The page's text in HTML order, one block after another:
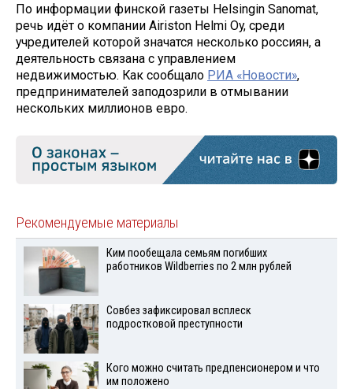
По информации финской газеты Helsingin Sanomat,
речь идёт о компании Airiston Helmi Oy, среди
учредителей которой значатся несколько россиян, а
деятельность связана с управлением
недвижимостью. Как сообщало РИА «Новости»,
предпринимателей заподозрили в отмывании
нескольких миллионов евро.
Рекомендуемые материалы
Ким пообещала семьям погибших
работников Wildberries по 2 млн рублей
Совбез зафиксировал всплеск
подростковой преступности
Кого можно считать предпенсионером и что
им положено